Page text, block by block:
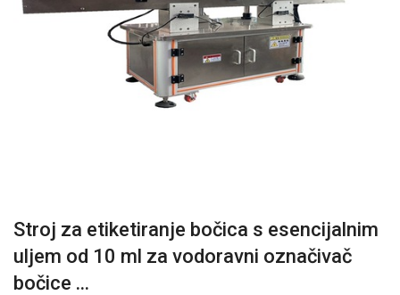
Stroj za etiketiranje bočica s esencijalnim
uljem od 10 ml za vodoravni označivač
bočice ...